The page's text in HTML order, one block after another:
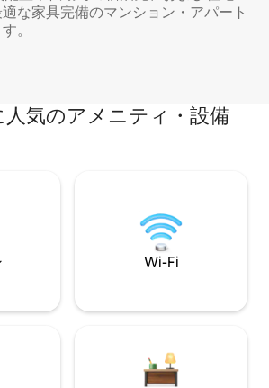
な家具完備のマンション・アパート
。
人気のアメニティ・設備
Wi-Fi